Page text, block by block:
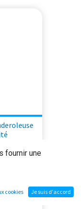
fournir une
cookies Je suis d'accord